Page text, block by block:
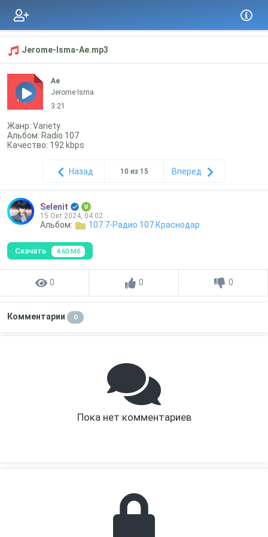
Jerome-Isma-Ae.mp3
mp3
Ae
Jerome Isma
3:21
Жанр: Variety
Альбом: Radio 107
Качество: 192 kbps
Назад 10 из 15 Вперед
Selenit
15 Окт 2024, 04:02
Альбом: 107.7-Радио 107 Краснодар
Скачать 4.60 Мб
0 0 0
Комментарии 0
Пока нет комментариев